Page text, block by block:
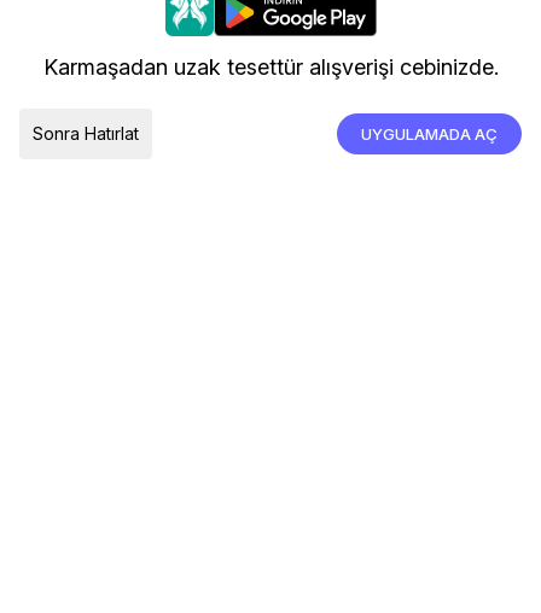
Nasıl Sipariş Verebilirim?
Kargo ve Teslimat
Daha iyi bir alışveriş deneyimi için çerezleri
kullanıyoruz.
Karmaşadan uzak tesettür alışverişi cebinizde.
Sonra Hatırlat UYGULAMADA AÇ